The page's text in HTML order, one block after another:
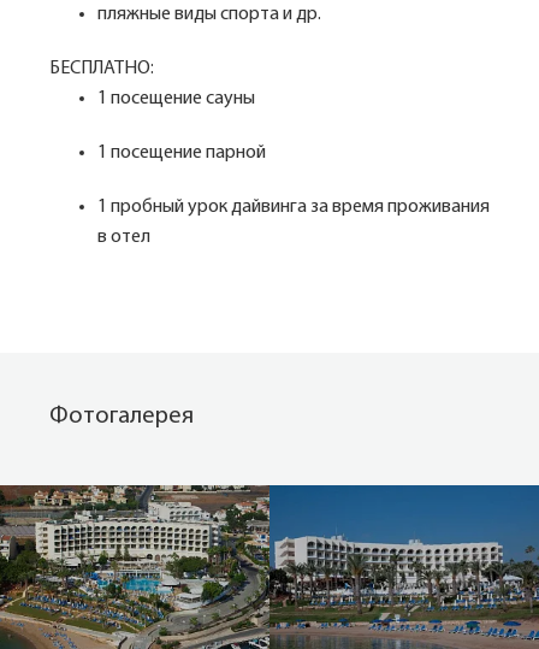
пляжные виды спорта и др.
БЕСПЛАТНО:
1 посещение сауны
1 посещение парной
1 пробный урок дайвинга за время проживания
в отел
Фотогалерея